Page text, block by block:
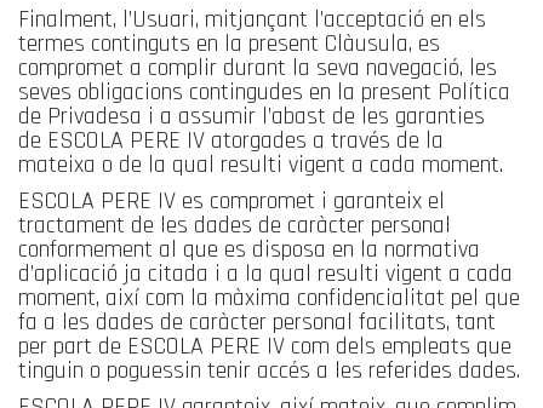
Finalment, l’Usuari, mitjançant l’acceptació en els
termes continguts en la present Clàusula, es
compromet a complir durant la seva navegació, les
seves obligacions contingudes en la present Política
de Privadesa i a assumir l’abast de les garanties
de ESCOLA PERE IV atorgades a través de la
mateixa o de la qual resulti vigent a cada moment.
ESCOLA PERE IV es compromet i garanteix el
tractament de les dades de caràcter personal
conformement al que es disposa en la normativa
d’aplicació ja citada i a la qual resulti vigent a cada
moment, així com la màxima confidencialitat pel que
fa a les dades de caràcter personal facilitats, tant
per part de ESCOLA PERE IV com dels empleats que
tinguin o poguessin tenir accés a les referides dades.